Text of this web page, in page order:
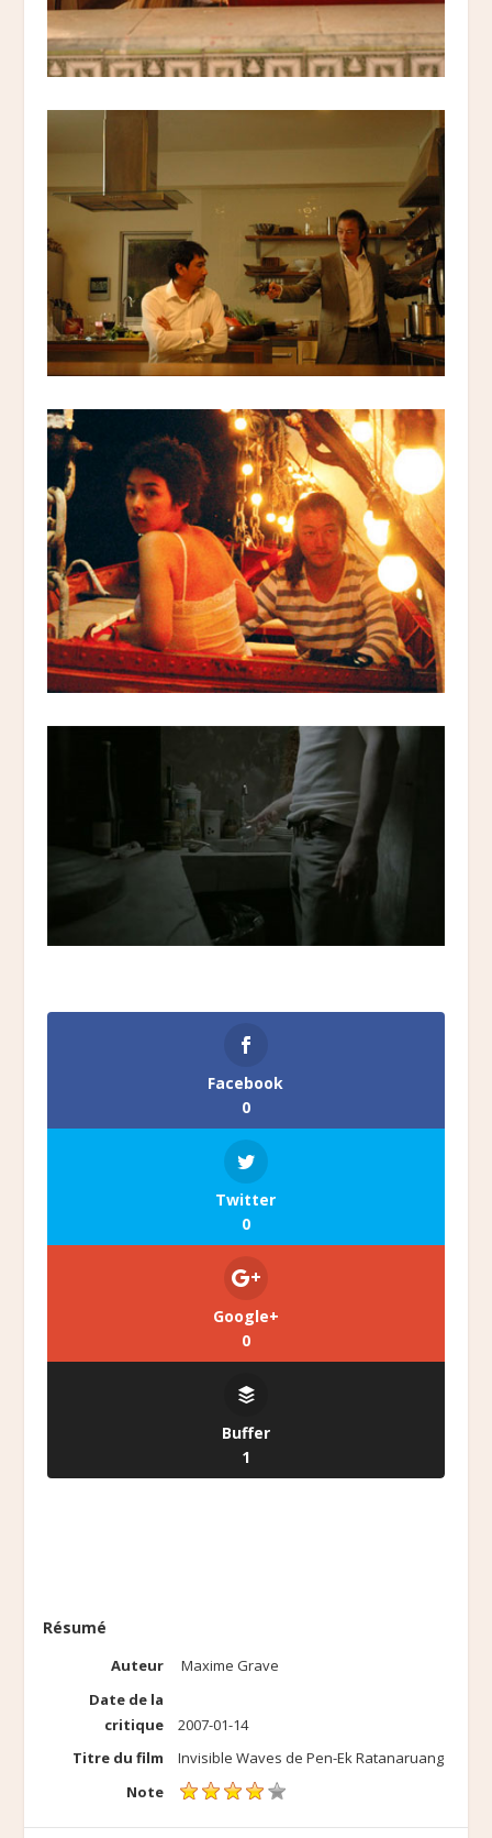
Facebook
0
Twitter
0
Google+
0
Buffer
1
Résumé
Auteur
Maxime Grave
Date de la
critique
2007-01-14
Titre du film
Invisible Waves de Pen-Ek Ratanaruang
Note